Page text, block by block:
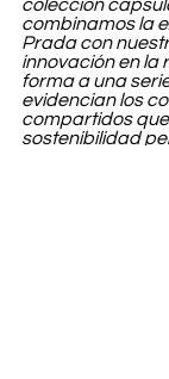
colección
combinamos la
Prada con
innovación en la
forma a una
evidencian los
compartidos
sostenibilidad